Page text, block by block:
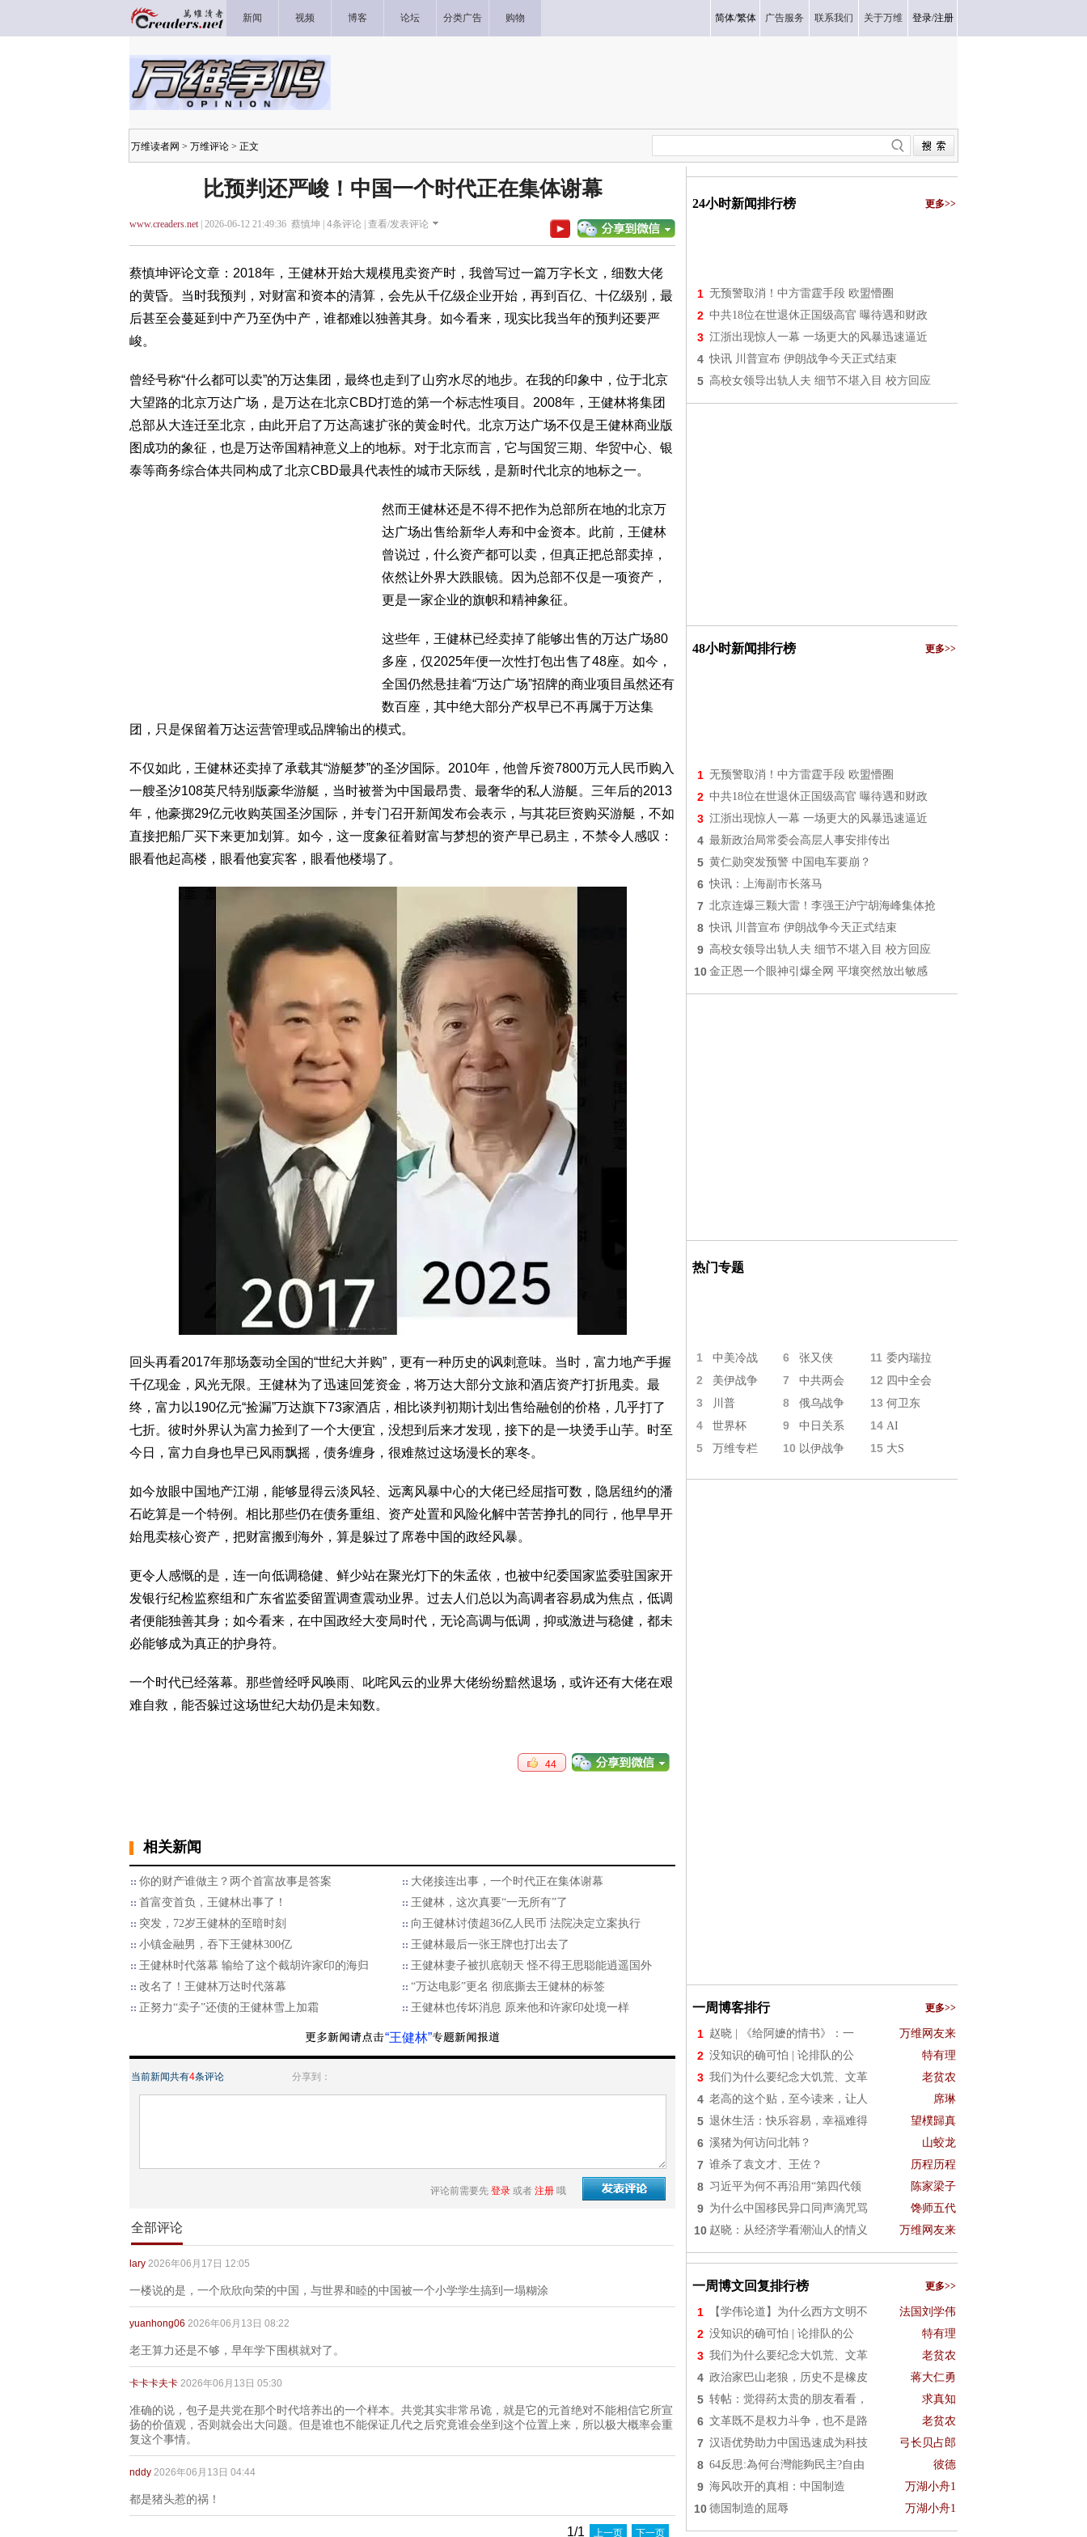
新闻 视频 博客 论坛 分类广告 购物 简体/繁体 广告服务 联系我们 关于万维 登录/注册
万维读者网 > 万维评论 > 正文
比预判还严峻！中国一个时代正在集体谢幕
www.creaders.net| 2026-06-12 21:49:36 蔡慎坤 | 4条评论 | 查看/发表评论
蔡慎坤评论文章：2018年，王健林开始大规模甩卖资产时，我曾写过一篇万字长文，细数大佬
的黄昏。当时我预判，对财富和资本的清算，会先从千亿级企业开始，再到百亿、十亿级别，最
后甚至会蔓延到中产乃至伪中产，谁都难以独善其身。如今看来，现实比我当年的预判还要严
峻。
曾经号称“什么都可以卖”的万达集团，最终也走到了山穷水尽的地步。在我的印象中，位于北京
大望路的北京万达广场，是万达在北京CBD打造的第一个标志性项目。2008年，王健林将集团
总部从大连迁至北京，由此开启了万达高速扩张的黄金时代。北京万达广场不仅是王健林商业版
图成功的象征，也是万达帝国精神意义上的地标。对于北京而言，它与国贸三期、华贸中心、银
泰等商务综合体共同构成了北京CBD最具代表性的城市天际线，是新时代北京的地标之一。
然而王健林还是不得不把作为总部所在地的北京万
达广场出售给新华人寿和中金资本。此前，王健林
曾说过，什么资产都可以卖，但真正把总部卖掉，
依然让外界大跌眼镜。因为总部不仅是一项资产，
更是一家企业的旗帜和精神象征。
这些年，王健林已经卖掉了能够出售的万达广场80
多座，仅2025年便一次性打包出售了48座。如今，
全国仍然悬挂着“万达广场”招牌的商业项目虽然还有
数百座，其中绝大部分产权早已不再属于万达集
团，只是保留着万达运营管理或品牌输出的模式。
不仅如此，王健林还卖掉了承载其“游艇梦”的圣汐国际。2010年，他曾斥资7800万元人民币购入
一艘圣汐108英尺特别版豪华游艇，当时被誉为中国最昂贵、最奢华的私人游艇。三年后的2013
年，他豪掷29亿元收购英国圣汐国际，并专门召开新闻发布会表示，与其花巨资购买游艇，不如
直接把船厂买下来更加划算。如今，这一度象征着财富与梦想的资产早已易主，不禁令人感叹：
眼看他起高楼，眼看他宴宾客，眼看他楼塌了。
回头再看2017年那场轰动全国的“世纪大并购”，更有一种历史的讽刺意味。当时，富力地产手握
千亿现金，风光无限。王健林为了迅速回笼资金，将万达大部分文旅和酒店资产打折甩卖。最
终，富力以190亿元“捡漏”万达旗下73家酒店，相比谈判初期计划出售给融创的价格，几乎打了
七折。彼时外界认为富力捡到了一个大便宜，没想到后来才发现，接下的是一块烫手山芋。时至
今日，富力自身也早已风雨飘摇，债务缠身，很难熬过这场漫长的寒冬。
如今放眼中国地产江湖，能够显得云淡风轻、远离风暴中心的大佬已经屈指可数，隐居纽约的潘
石屹算是一个特例。相比那些仍在债务重组、资产处置和风险化解中苦苦挣扎的同行，他早早开
始甩卖核心资产，把财富搬到海外，算是躲过了席卷中国的政经风暴。
更令人感慨的是，连一向低调稳健、鲜少站在聚光灯下的朱孟依，也被中纪委国家监委驻国家开
发银行纪检监察组和广东省监委留置调查震动业界。过去人们总以为高调者容易成为焦点，低调
者便能独善其身；如今看来，在中国政经大变局时代，无论高调与低调，抑或激进与稳健，都未
必能够成为真正的护身符。
一个时代已经落幕。那些曾经呼风唤雨、叱咤风云的业界大佬纷纷黯然退场，或许还有大佬在艰
难自救，能否躲过这场世纪大劫仍是未知数。
44
相关新闻
你的财产谁做主？两个首富故事是答案
大佬接连出事，一个时代正在集体谢幕
首富变首负，王健林出事了！
王健林，这次真要“一无所有”了
突发，72岁王健林的至暗时刻
向王健林讨债超36亿人民币 法院决定立案执行
小镇金融男，吞下王健林300亿
王健林最后一张王牌也打出去了
王健林时代落幕 输给了这个截胡许家印的海归
王健林妻子被扒底朝天 怪不得王思聪能逍遥国外
改名了！王健林万达时代落幕
“万达电影”更名 彻底撕去王健林的标签
正努力“卖子”还债的王健林雪上加霜
王健林也传坏消息 原来他和许家印处境一样
“王健林”
当前新闻共有4条评论 分享到：
评论前需要先 登录 或者 注册 哦
全部评论
lary 2026年06月17日 12:05
一楼说的是，一个欣欣向荣的中国，与世界和睦的中国被一个小学学生搞到一塌糊涂
yuanhong06 2026年06月13日 08:22
老王算力还是不够，早年学下围棋就对了。
卡卡卡夫卡 2026年06月13日 05:30
准确的说，包子是共党在那个时代培养出的一个样本。共党其实非常吊诡，就是它的元首绝对不能相信它所宣
扬的价值观，否则就会出大问题。但是谁也不能保证几代之后究竟谁会坐到这个位置上来，所以极大概率会重
复这个事情。
nddy 2026年06月13日 04:44
都是猪头惹的祸！
1/1 上一页 下一页
24小时新闻排行榜 更多>>
1 无预警取消！中方雷霆手段 欧盟懵圈
2 中共18位在世退休正国级高官 曝待遇和财政
3 江浙出现惊人一幕 一场更大的风暴迅速逼近
4 快讯 川普宣布 伊朗战争今天正式结束
5 高校女领导出轨人夫 细节不堪入目 校方回应
48小时新闻排行榜 更多>>
1 无预警取消！中方雷霆手段 欧盟懵圈
2 中共18位在世退休正国级高官 曝待遇和财政
3 江浙出现惊人一幕 一场更大的风暴迅速逼近
4 最新政治局常委会高层人事安排传出
5 黄仁勋突发预警 中国电车要崩？
6 快讯：上海副市长落马
7 北京连爆三颗大雷！李强王沪宁胡海峰集体抢
8 快讯 川普宣布 伊朗战争今天正式结束
9 高校女领导出轨人夫 细节不堪入目 校方回应
10 金正恩一个眼神引爆全网 平壤突然放出敏感
热门专题
1 中美冷战 6 张又侠 11 委内瑞拉
2 美伊战争 7 中共两会 12 四中全会
3 川普 8 俄乌战争 13 何卫东
4 世界杯 9 中日关系 14 AI
5 万维专栏 10 以伊战争 15 大S
一周博客排行 更多>>
1 赵晓 | 《给阿嬷的情书》：一 万维网友来
2 没知识的确可怕 | 论排队的公 特有理
3 我们为什么要纪念大饥荒、文革 老贫农
4 老高的这个贴，至今读来，让人 席琳
5 退休生活：快乐容易，幸福难得 望樸歸真
6 溪猪为何访问北韩？ 山蛟龙
7 谁杀了袁文才、王佐？ 历程历程
8 习近平为何不再沿用“第四代领 陈家梁子
9 为什么中国移民异口同声滴咒骂 馋师五代
10 赵晓：从经济学看潮汕人的情义 万维网友来
一周博文回复排行榜 更多>>
1 【学伟论道】为什么西方文明不 法国刘学伟
2 没知识的确可怕 | 论排队的公 特有理
3 我们为什么要纪念大饥荒、文革 老贫农
4 政治家巴山老狼，历史不是橡皮 蒋大仁勇
5 转帖：觉得药太贵的朋友看看， 求真知
6 文革既不是权力斗争，也不是路 老贫农
7 汉语优势助力中国迅速成为科技 弓长贝占郎
8 64反思:為何台灣能夠民主?自由 彼德
9 海风吹开的真相：中国制造 万湖小舟1
10 德国制造的屈辱 万湖小舟1